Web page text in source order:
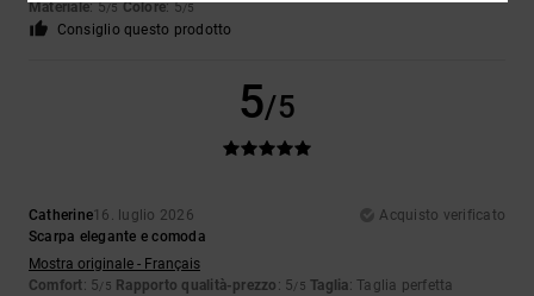
Materiale: 5/5 Colore: 5/5
Consiglio questo prodotto
5/5
Catherine16. luglio 2026
Acquisto verificato
Scarpa elegante e comoda
Mostra originale - Français
Comfort: 5/5 Rapporto qualità-prezzo : 5/5 Taglia: Taglia perfetta